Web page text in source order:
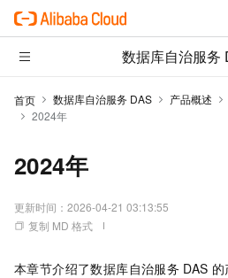
数据库自治服务
首页 数据库自治服务 DAS 产品概述
2024年
2024年
更新时间： 2026-04-21 03:13:55
复制 MD 格式
本章节介绍了数据库自治服务 DAS 的